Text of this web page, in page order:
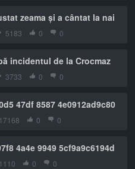
zeama și a cântat la nai
5183 0 0
incidentul de la Crocmaz
3733 0 0
47df 8587 4e0912ad9c80
17168 0 0
4a4e 9949 5cf9a9c6194d
1110 0 0